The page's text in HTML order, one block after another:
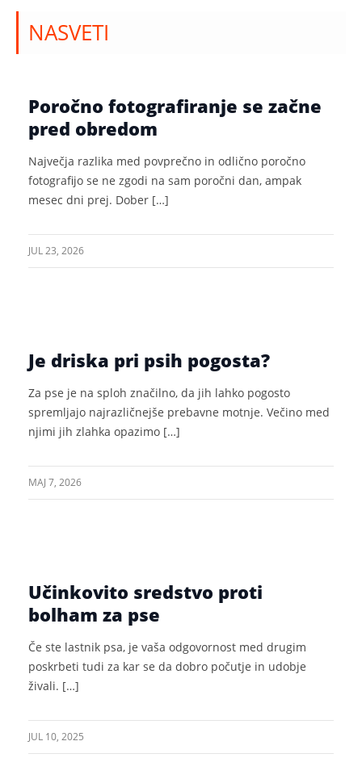
NASVETI
Poročno fotografiranje se začne
pred obredom
Največja razlika med povprečno in odlično poročno
fotografijo se ne zgodi na sam poročni dan, ampak
mesec dni prej. Dober […]
JUL 23, 2026
Je driska pri psih pogosta?
Za pse je na sploh značilno, da jih lahko pogosto
spremljajo najrazličnejše prebavne motnje. Večino med
njimi jih zlahka opazimo […]
MAJ 7, 2026
Učinkovito sredstvo proti
bolham za pse
Če ste lastnik psa, je vaša odgovornost med drugim
poskrbeti tudi za kar se da dobro počutje in udobje
živali. […]
JUL 10, 2025